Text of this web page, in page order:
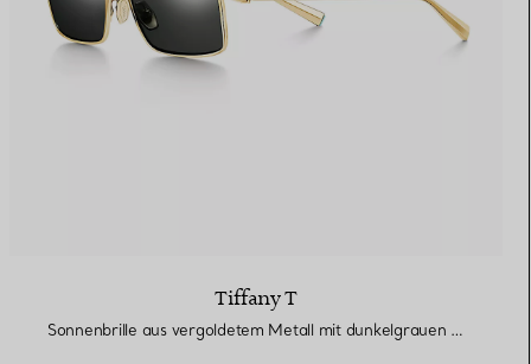
Tiffany T
Sonnenbrille aus vergoldetem Metall mit dunkelgrauen Gläsern